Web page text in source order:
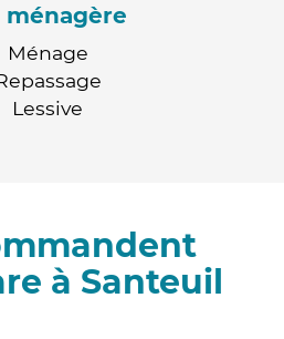
ménagère
Ménage
Lessive
à Santeuil